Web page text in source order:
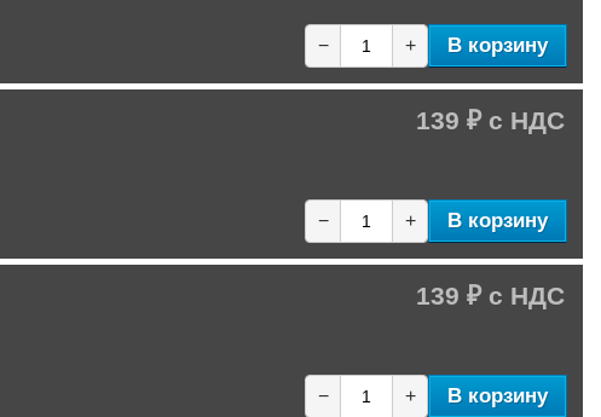
− + В корзину
139 ₽
− + В корзину
139 ₽
− + В корзину